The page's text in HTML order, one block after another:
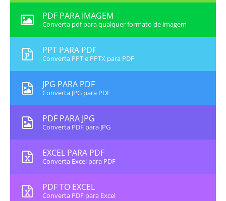
PDF PARA IMAGEM
Converta pdf para qualquer formato de imagem
PPT PARA PDF
Converta PPT e PPTX para PDF
JPG PARA PDF
Converta JPG para PDF
PDF PARA JPG
Converta PDF para JPG
EXCEL PARA PDF
Converta Excel para PDF
PDF TO EXCEL
Converta PDF para Excel